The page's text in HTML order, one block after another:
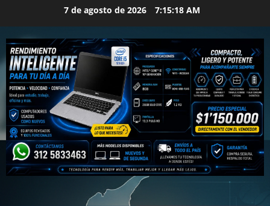
contenido
7 de agosto de 2026 7:15:19 AM